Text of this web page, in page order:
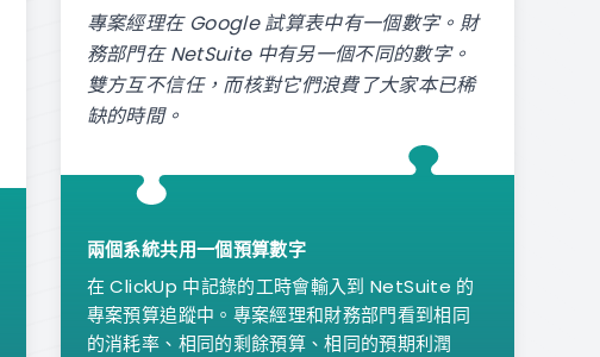
專案經理在 Google 試算表中有一個數字。財
務部門在 NetSuite 中有另一個不同的數字。
雙方互不信任，而核對它們浪費了大家本已稀
缺的時間。
兩個系統共用一個預算數字
在 ClickUp 中記錄的工時會輸入到 NetSuite 的
專案預算追蹤中。專案經理和財務部門看到相同
的消耗率、相同的剩餘預算、相同的預期利潤